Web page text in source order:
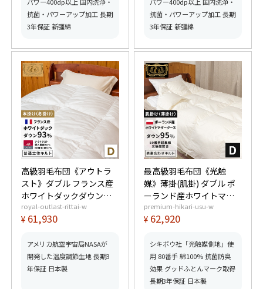
パワー400dp以上 国内洗浄・
抗菌・パワーアップ加工 長期
3年保証 新彊綿
パワー400dp以上 国内洗浄・
抗菌・パワーアップ加工 長期
3年保証 新彊綿
高級羽毛布団《アウトラ
スト》ダブル フランス産
ホワイトダックダウン
93% (400dp以上) 羽毛量
1.6kg 【5つ星ロイヤルゴ
とんマーク取得】
royal-outlast-rittai-w
¥ 61,930
アメリカ航空宇宙局NASAが
開発した温度調節生地 長期3
年保証 日本製
最高級羽毛布団《光触
媒》薄掛(肌掛) ダブル ポ
ーランド産ホワイトマザ
ーグースダウン95%
(440dp以上) 羽毛量
ムゴールド取得】【グッ
ドふとんマーク取得】
premium-hikari-usu-w
¥ 62,920
シキボウ社「光触媒側地」使
用 80番手 綿100% 抗菌防臭
効果 グッドふとんマーク取得
長期3年保証 日本製